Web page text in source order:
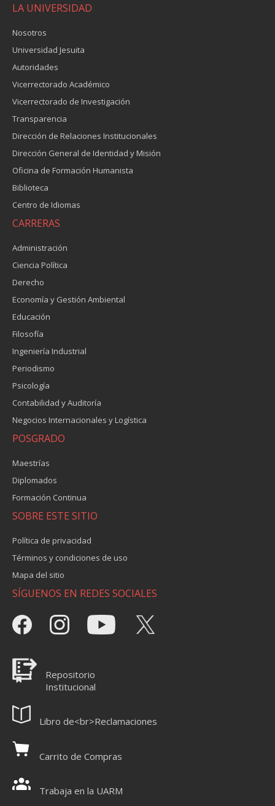
LA UNIVERSIDAD
Nosotros
Universidad Jesuita
Autoridades
Vicerrectorado Académico
Vicerrectorado de Investigación
Transparencia
Dirección de Relaciones Institucionales
Dirección General de Identidad y Misión
Oficina de Formación Humanista
Biblioteca
Centro de Idiomas
CARRERAS
Administración
Ciencia Política
Derecho
Economía y Gestión Ambiental
Educación
Filosofía
Ingeniería Industrial
Periodismo
Psicología
Contabilidad y Auditoría
Negocios Internacionales y Logística
POSGRADO
Maestrías
Diplomados
Formación Continua
SOBRE ESTE SITIO
Política de privacidad
Términos y condiciones de uso
Mapa del sitio
SÍGUENOS EN REDES SOCIALES
Repositorio
Institucional
Libro de<br>Reclamaciones
Carrito de Compras
Trabaja en la UARM